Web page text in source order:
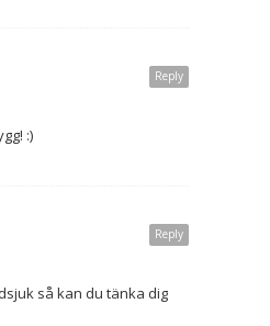
Reply
:)
Reply
så kan du tänka dig